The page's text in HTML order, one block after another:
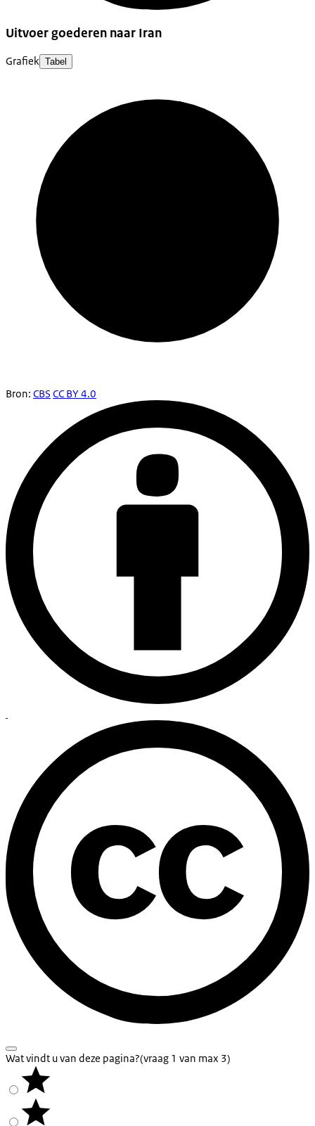
Uitvoer goederen naar Iran
Grafiek Tabel
Bron: CBS CC BY 4.0
Wat vindt u van deze pagina?(vraag 1 van max 3)